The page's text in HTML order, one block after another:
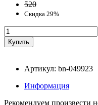
520
Скидка 29%
Артикул: bn-049923
Информация
Рекомендуем произвести